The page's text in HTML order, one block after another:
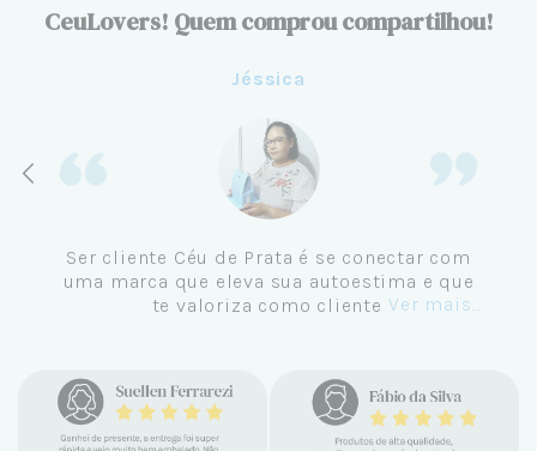
CeuLovers! Quem comprou compartilhou!
Jéssica
Ser cliente Céu de Prata é se conectar com
uma marca que eleva sua autoestima e que
te valoriza como cliente. Ver mais...